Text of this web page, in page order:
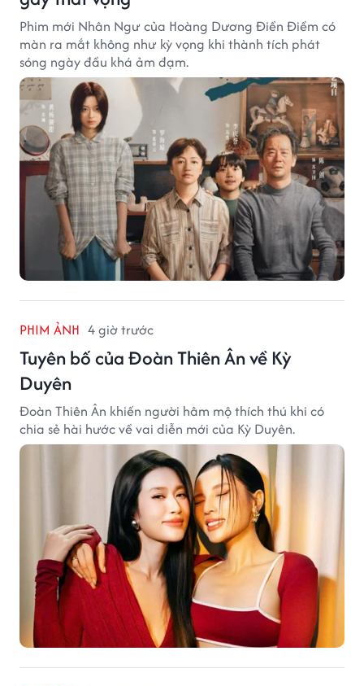
Phim mới Nhân Ngư của Hoàng Dương Điền Điềm có
màn ra mắt không như kỳ vọng khi thành tích phát
sóng ngày đầu khá ảm đạm.
PHIM ẢNH 4 giờ trước
Tuyên bố của Đoàn Thiên Ân về Kỳ
Duyên
Đoàn Thiên Ân khiến người hâm mộ thích thú khi có
chia sẻ hài hước về vai diễn mới của Kỳ Duyên.